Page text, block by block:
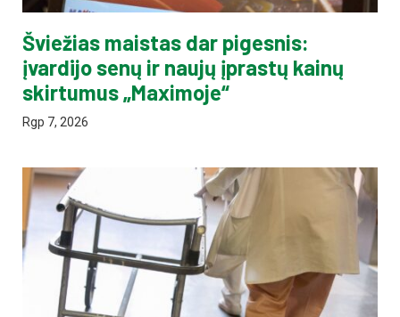
Šviežias maistas dar pigesnis:
įvardijo senų ir naujų įprastų kainų
skirtumus „Maximoje“
Rgp 7, 2026